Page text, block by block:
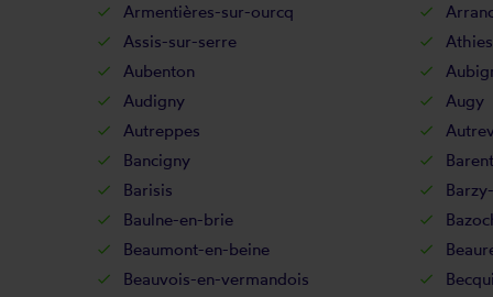
Armentières-sur-ourcq
Assis-sur-serre
Aubenton
Audigny
Augy
Autreppes
Bancigny
Barisis
Baulne-en-brie
Beaumont-en-beine
Beauvois-en-vermandois